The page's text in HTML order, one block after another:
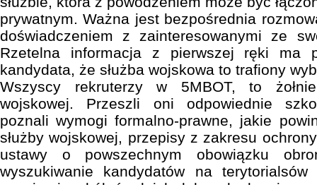
prywatnym. Ważna jest bezpośrednia
doświadczeniem z zainteresowanymi ze
Rzetelna informacja z pierwszej ręki ma
kandydata, że służba wojskowa to trafiony
Wszyscy rekruterzy w 5MBOT, to
wojskowej. Przeszli oni odpowiednie
poznali wymogi formalno-prawne, jakie
służby wojskowej, przepisy z zakresu
ustawy o powszechnym obowiązku
wyszukiwanie kandydatów na